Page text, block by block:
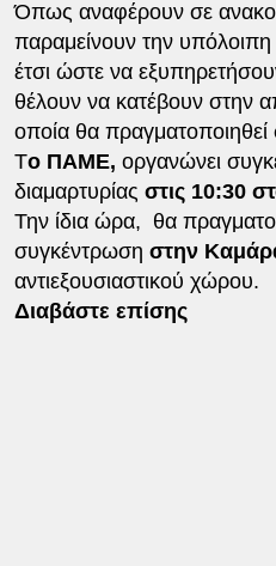
Όπως αναφέρουν σε
παραμείνουν την
έτσι ώστε να
θέλουν να κατέβουν στην
οποία θα πραγματοποιηθεί
Το ΠΑΜΕ, οργανώνει
διαμαρτυρίας στις 10:30
Την ίδια ώρα, θα
συγκέντρωση στην
αντιεξουσιαστικού χώρου.
Διαβάστε επίσης